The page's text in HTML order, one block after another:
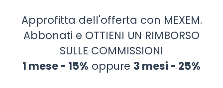
Approfitta dell'offerta con MEXEM.
Abbonati e OTTIENI UN RIMBORSO
SULLE COMMISSIONI
1 mese - 15% oppure 3 mesi - 25%